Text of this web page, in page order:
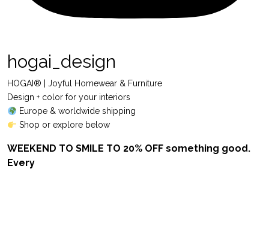
hogai_design
HOGAI® | Joyful Homewear & Furniture
Design + color for your interiors
Europe & worldwide shipping
Shop or explore below
WEEKEND TO SMILE TO 20% OFF something good.
Every